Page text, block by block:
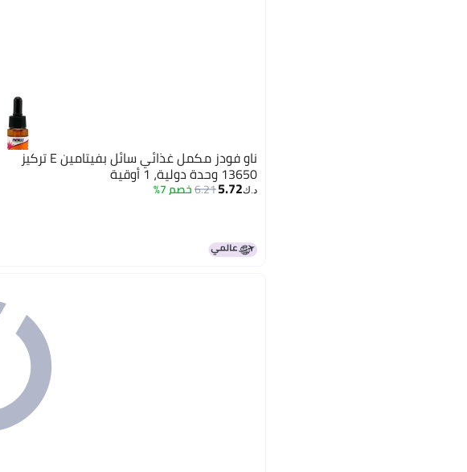
ناو فودز مكمل غذائي سائل بفيتامين E تركيز
13650 وحدة دولية، 1 أوقية
د.ك‏5.72
6.21خصم 7%